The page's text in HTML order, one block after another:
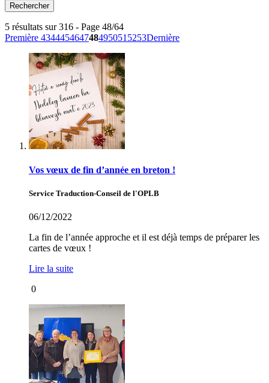
5 résultats sur 316 - Page 48/64
Première 434445464748495051 5253Dernière
Vos vœux de fin d’année en breton !
Service Traduction-Conseil de l'OPLB
06/12/2022
La fin de l’année approche et il est déjà temps de préparer les
cartes de vœux !
Lire la suite
0